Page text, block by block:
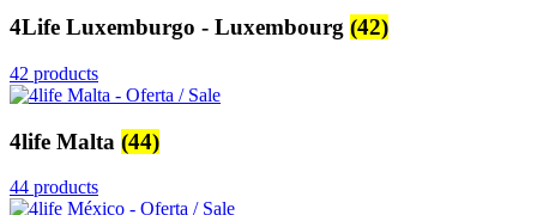
4Life Luxemburgo - Luxembourg (42)
42 products
4life Malta (44)
44 products